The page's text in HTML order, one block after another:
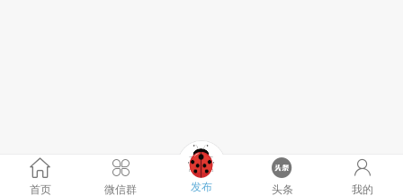
首页 微信群 发布 头条 我的